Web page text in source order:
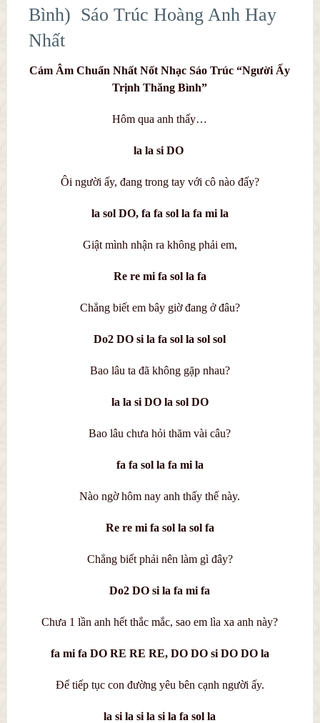
Bình) Sáo Trúc Hoàng Anh Hay
Nhất
Cảm Âm Chuẩn Nhất Nốt Nhạc Sáo Trúc “Người Ấy
Trịnh Thăng Bình”
Hôm qua anh thấy…
la la si DO
Ôi người ấy, đang trong tay với cô nào đấy?
la sol DO, fa fa sol la fa mi la
Giật mình nhận ra không phải em,
Re re mi fa sol la fa
Chẳng biết em bây giờ đang ở đâu?
Do2 DO si la fa sol la sol sol
Bao lâu ta đã không gặp nhau?
la la si DO la sol DO
Bao lâu chưa hỏi thăm vài câu?
fa fa sol la fa mi la
Nào ngờ hôm nay anh thấy thế này.
Re re mi fa sol la sol fa
Chẳng biết phải nên làm gì đây?
Do2 DO si la fa mi fa
Chưa 1 lần anh hết thắc mắc, sao em lìa xa anh này?
fa mi fa DO RE RE RE, DO DO si DO DO la
Để tiếp tục con đường yêu bên cạnh người ấy.
la si la si la si la fa sol la